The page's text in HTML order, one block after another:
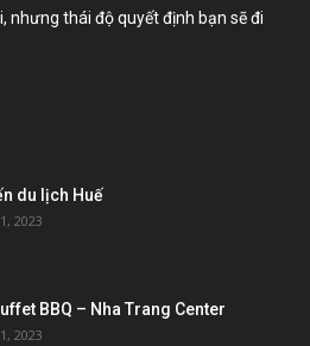
nhưng thái độ quyết định bạn sẽ đi
du lịch Huế
2023
BBQ – Nha Trang Center
2023